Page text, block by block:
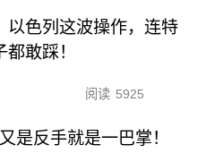
以色列这波操作，连特
都敢踩！
阅读 5925
是反手就是一巴掌！